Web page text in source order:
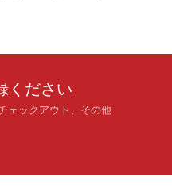
ください
ェックアウト、その他